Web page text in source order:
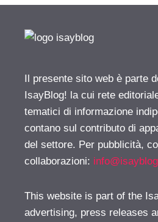
Il presente sito web è parte
IsayBlog! la cui rete
tematici di informazione
contano sul contributo di
del settore. Per pubblicità,
collaborazioni:
This website is part of the
advertising, press releases